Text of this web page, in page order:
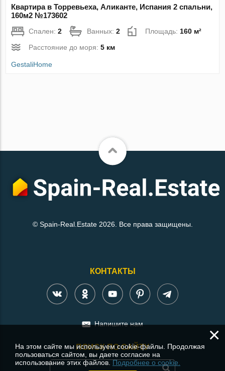
Квартира в Торревьеха, Аликанте, Испания 2 спальни,
160м2 №173602
Спален:2 Ванных:2 Площадь: 160 м²
Расстояние до моря:5 км
GestaliHome
© Spain-Real.Estate 2026. Все права защищены.
КОНТАКТЫ
Напишите нам
ПОИСК ПО САЙТУ
×
На этом сайте мы используем cookie-файлы. Продолжая
пользоваться сайтом, вы даете согласие на
использование этих файлов.Подробнее о cookie.